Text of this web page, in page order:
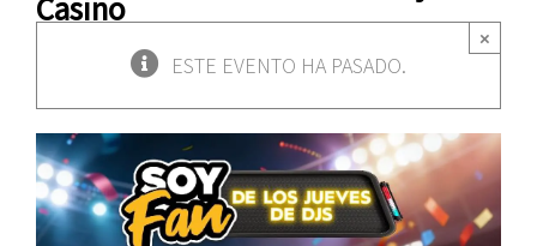
×
ESTE EVENTO HA PASADO.